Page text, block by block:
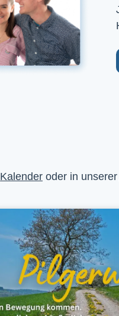
Kalender oder in unserer